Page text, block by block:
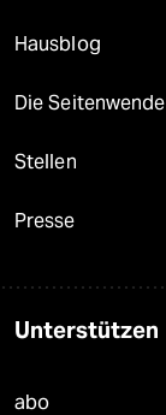
Hausblog
Die Seitenwende
Stellen
Presse
Unterstützen
abo